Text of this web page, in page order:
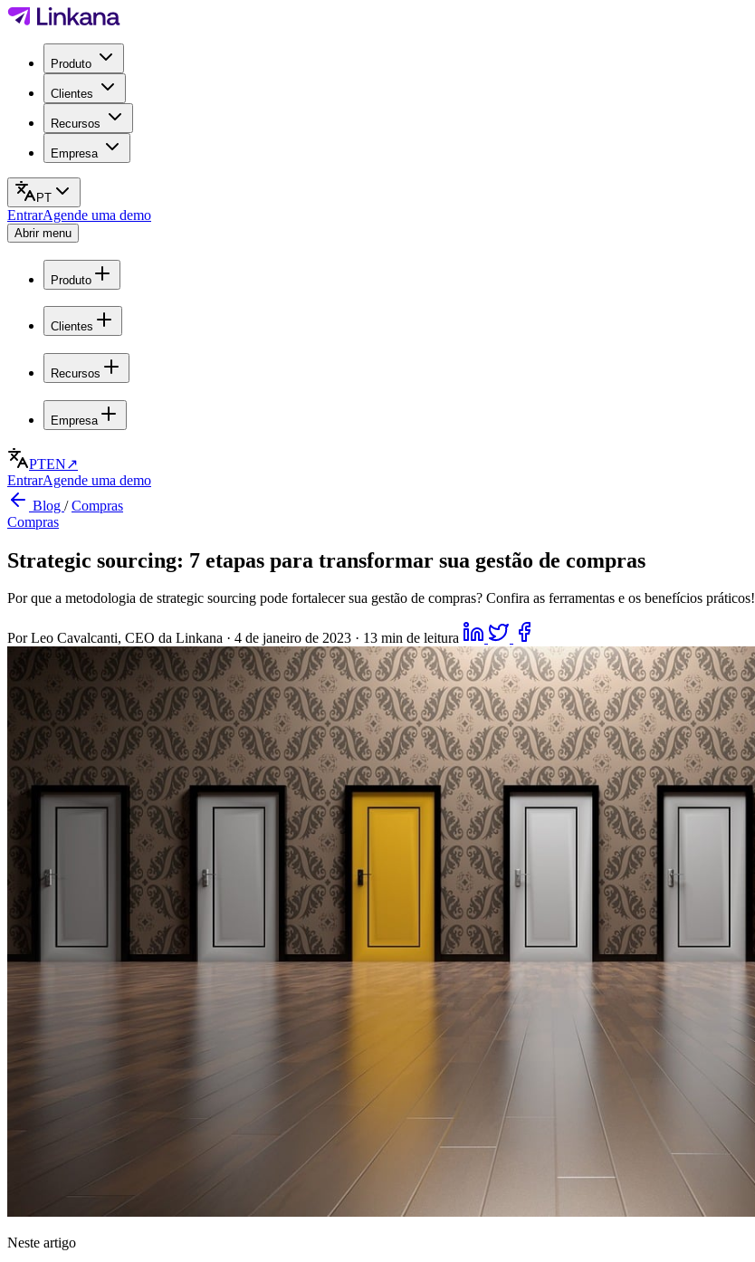
Produto
Clientes
Recursos
Empresa
PT
EntrarAgende uma demo
Abrir menu
Produto
Clientes
Recursos
Empresa
PTEN↗
EntrarAgende uma demo
Blog /Compras
Compras
Strategic sourcing: 7 etapas para transformar sua gestão de compras
Por que a metodologia de strategic sourcing pode fortalecer sua gestão de compras? Confira as ferramentas e os benefícios práticos!
Por Leo Cavalcanti, CEO da Linkana · 4 de janeiro de 2023 · 13 min de leitura
Neste artigo